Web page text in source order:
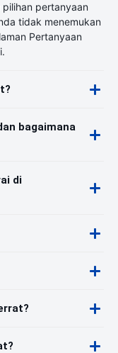
pertanyaan
tidak menemukan
Pertanyaan
bagaimana
di